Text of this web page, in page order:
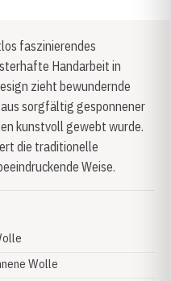
faszinierendes
Handarbeit in
zieht bewundernde
sorgfältig gesponnener
kunstvoll gewebt wurde.
die traditionelle
Weise.
Wolle